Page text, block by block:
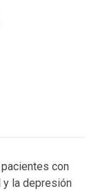
con
y la depresión